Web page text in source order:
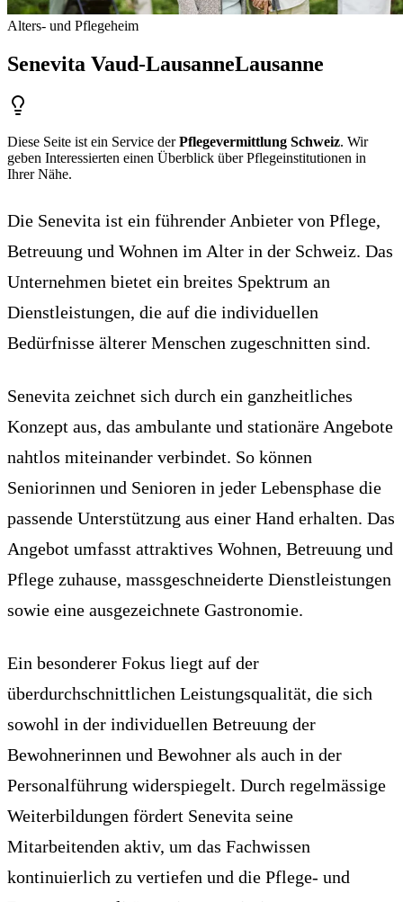
Alters- und Pflegeheim
Senevita Vaud-LausanneLausanne
Diese Seite ist ein Service derPflegevermittlung Schweiz. Wir
geben Interessierten einen Überblick über Pflegeinstitutionen in
Ihrer Nähe.
Die Senevita ist ein führender Anbieter von Pflege,
Betreuung und Wohnen im Alter in der Schweiz. Das
Unternehmen bietet ein breites Spektrum an
Dienstleistungen, die auf die individuellen
Bedürfnisse älterer Menschen zugeschnitten sind.
Senevita zeichnet sich durch ein ganzheitliches
Konzept aus, das ambulante und stationäre Angebote
nahtlos miteinander verbindet. So können
Seniorinnen und Senioren in jeder Lebensphase die
passende Unterstützung aus einer Hand erhalten. Das
Angebot umfasst attraktives Wohnen, Betreuung und
Pflege zuhause, massgeschneiderte Dienstleistungen
sowie eine ausgezeichnete Gastronomie.
Ein besonderer Fokus liegt auf der
überdurchschnittlichen Leistungsqualität, die sich
sowohl in der individuellen Betreuung der
Bewohnerinnen und Bewohner als auch in der
Personalführung widerspiegelt. Durch regelmässige
Weiterbildungen fördert Senevita seine
Mitarbeitenden aktiv, um das Fachwissen
kontinuierlich zu vertiefen und die Pflege- und